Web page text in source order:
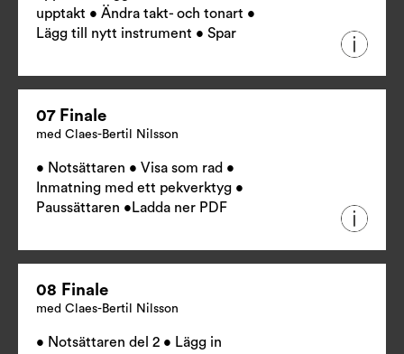
upptakt • Ändra takt- och tonart •
Lägg till nytt instrument • Spar
07 Finale
med Claes-Bertil Nilsson
• Notsättaren • Visa som rad •
Inmatning med ett pekverktyg •
Paussättaren • Ladda ner PDF
08 Finale
med Claes-Bertil Nilsson
• Notsättaren del 2 • Lägg in